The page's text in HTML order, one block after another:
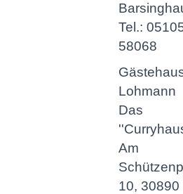
Tel.:
58068
Lohmann
Das
Am
10, 30890